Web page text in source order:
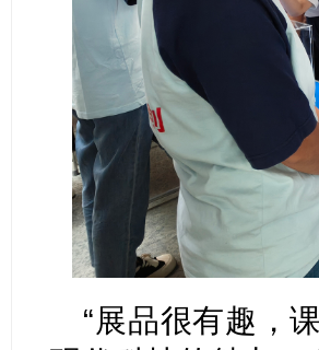
“展品很有趣，